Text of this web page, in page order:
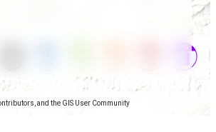
and the GIS User Community